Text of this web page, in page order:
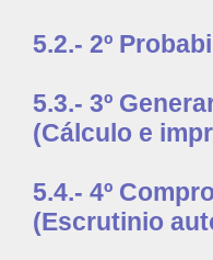
5.2.- 2º
5.3.- 3º
(Cálculo e
5.4.- 4º
(Escrutinio